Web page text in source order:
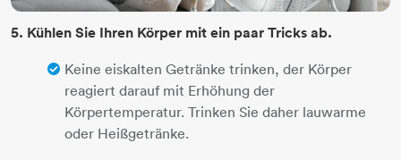
5. Kühlen Sie Ihren Körper mit ein paar Tricks ab.
Keine eiskalten Getränke trinken, der Körper
reagiert darauf mit Erhöhung der
Körpertemperatur. Trinken Sie daher lauwarme
oder Heißgetränke.